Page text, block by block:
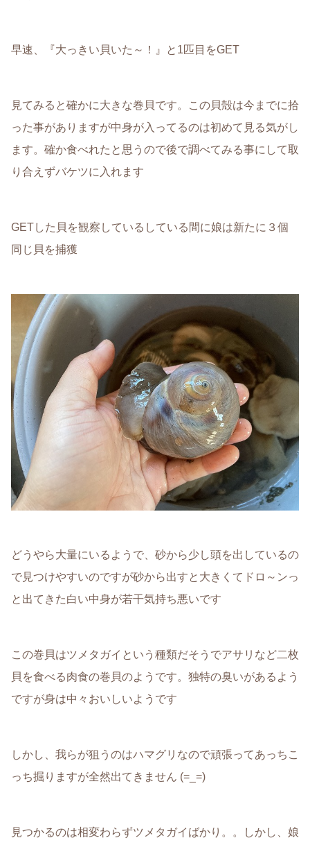
早速、『大っきい貝いた～！』と1匹目をGET
見てみると確かに大きな巻貝です。この貝殻は今までに拾
った事がありますが中身が入ってるのは初めて見る気がし
ます。確か食べれたと思うので後で調べてみる事にして取
り合えずバケツに入れます
GETした貝を観察しているしている間に娘は新たに３個
同じ貝を捕獲
どうやら大量にいるようで、砂から少し頭を出しているの
で見つけやすいのですが砂から出すと大きくてドロ～ンっ
と出てきた白い中身が若干気持ち悪いです
この巻貝はツメタガイという種類だそうでアサリなど二枚
貝を食べる肉食の巻貝のようです。独特の臭いがあるよう
ですが身は中々おいしいようです
しかし、我らが狙うのはハマグリなので頑張ってあっちこ
っち掘りますが全然出てきません (=_=)
見つかるのは相変わらずツメタガイばかり。。しかし、娘